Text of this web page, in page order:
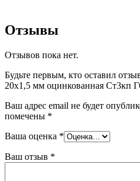
Отзывы
Отзывов пока нет.
Будьте первым, кто оставил
20х1,5 мм оцинкованная Ст3кп
Ваш адрес email не будет
помечены *
Ваша оценка *
Ваш отзыв *